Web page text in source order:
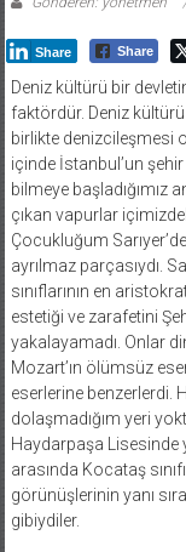
Share Share
faktördür. Deniz kültürü
birlikte denizcileşmesi
içinde İstanbul’un şehir
bilmeye başladığımız
çıkan vapurlar
Çocukluğum
ayrılmaz parçasıydı.
sınıflarının en
estetiği ve zarafetini
yakalayamadı. Onlar
Mozart’ın ölümsüz
eserlerine benzerlerdi.
dolaşmadığım yeri
Haydarpaşa Lisesinde
arasında Kocataş
görünüşlerinin yanı
gibiydiler.